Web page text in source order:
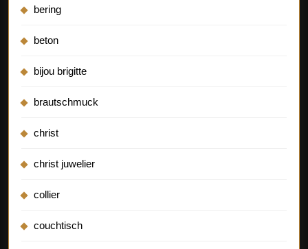
bering
beton
bijou brigitte
brautschmuck
christ
christ juwelier
collier
couchtisch